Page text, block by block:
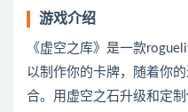
游戏介绍
《虚空之库》是一款
以制作你的卡牌，随着你
合。用虚空之石升级和定